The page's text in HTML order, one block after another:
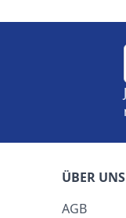
ÜBER UNS
AGB